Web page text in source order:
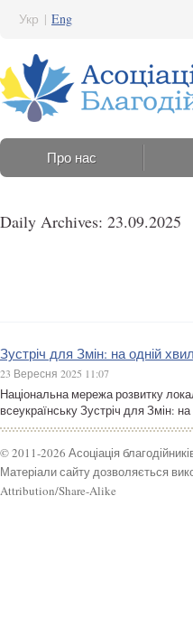
Укр | Eng
Про нас
Daily Archives: 23.09.2025
Зустріч для Змін: на одній
23 Вересня 2025 11:07
Національна мережа розвитку
всеукраїнську Зустріч для Змін:
© 2011-2026 Асоціація
Матеріали сайту дозволяється
Attribution/Share-Alike